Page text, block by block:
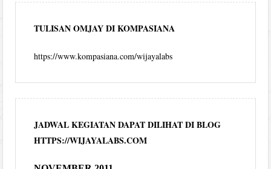
TULISAN OMJAY DI KOMPASIANA
https://www.kompasiana.com/wijayalabs
JADWAL KEGIATAN DAPAT DILIHAT DI BLOG
HTTPS://WIJAYALABS.COM